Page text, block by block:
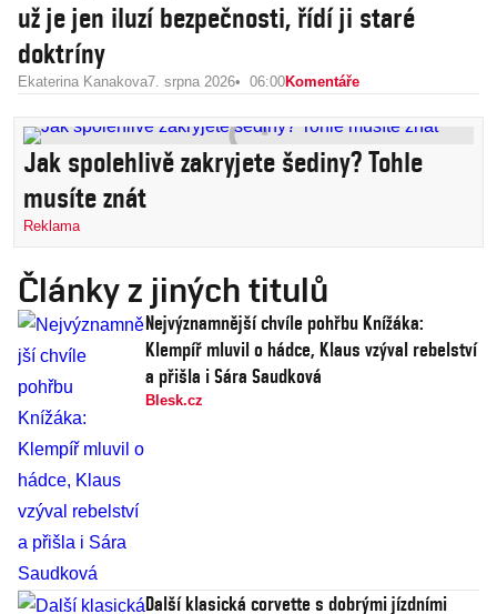
už je jen iluzí bezpečnosti, řídí ji staré
doktríny
Ekaterina Kanakova7. srpna 2026 06:00Komentáře
Jak spolehlivě zakryjete šediny? Tohle
musíte znát
Reklama
Články z jiných titulů
Nejvýznamnější chvíle pohřbu Knížáka:
Klempíř mluvil o hádce, Klaus vzýval rebelství
a přišla i Sára Saudková
Blesk.cz
Další klasická corvette s dobrými jízdními